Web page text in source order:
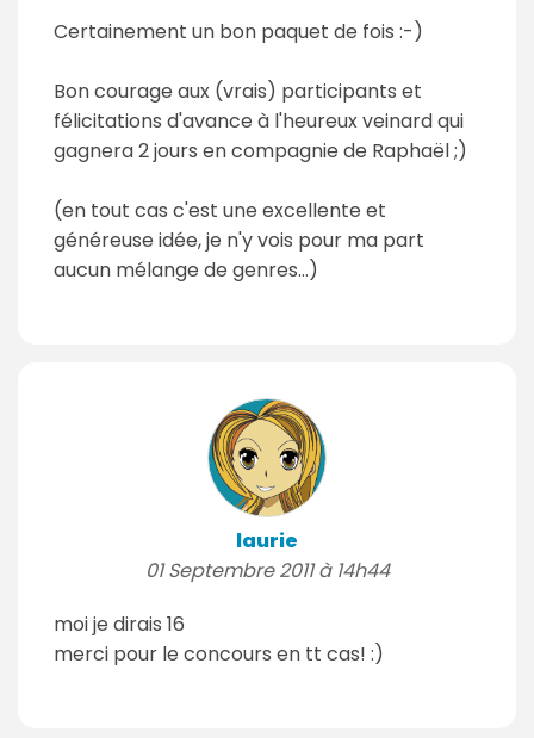
Certainement un bon paquet de fois :-)
Bon courage aux (vrais) participants et
félicitations d'avance à l'heureux veinard qui
gagnera 2 jours en compagnie de Raphaël ;)
(en tout cas c'est une excellente et
généreuse idée, je n'y vois pour ma part
aucun mélange de genres…)
laurie
01 Septembre 2011 à 14h44
moi je dirais 16
merci pour le concours en tt cas! :)